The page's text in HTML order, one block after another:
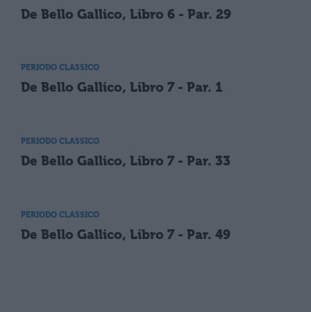
De Bello Gallico, Libro 6 - Par. 29
PERIODO CLASSICO
De Bello Gallico, Libro 7 - Par. 1
PERIODO CLASSICO
De Bello Gallico, Libro 7 - Par. 33
PERIODO CLASSICO
De Bello Gallico, Libro 7 - Par. 49